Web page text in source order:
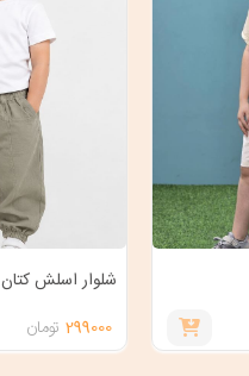
شلوار اسلش کتان
299000 تومان